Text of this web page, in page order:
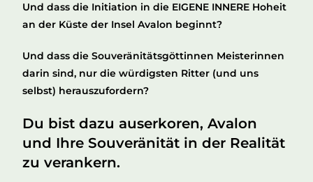
Und dass die Initiation in die EIGENE INNERE Hoheit
an der Küste der Insel Avalon beginnt?
Und dass die Souveränitätsgöttinnen Meisterinnen
darin sind, nur die würdigsten Ritter (und uns
selbst) herauszufordern?
Du bist dazu auserkoren, Avalon
und Ihre Souveränität in der Realität
zu verankern.